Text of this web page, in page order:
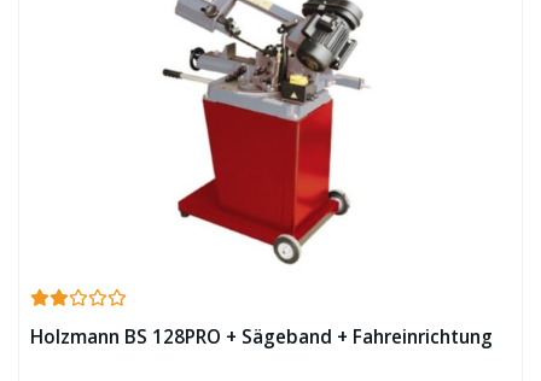
Holzmann BS 128PRO + Sägeband + Fahreinrichtung